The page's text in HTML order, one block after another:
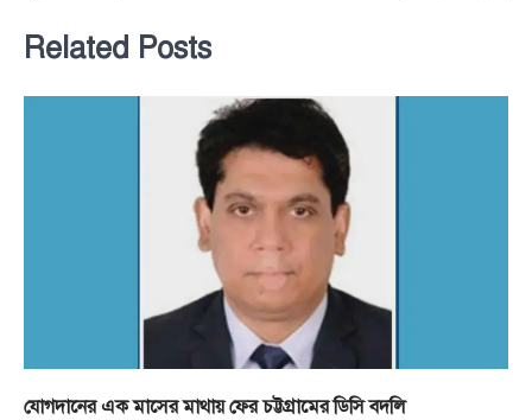
Related Posts
যোগদানের এক মাসের মাথায় ফের চট্টগ্রামের ডিসি বদলি